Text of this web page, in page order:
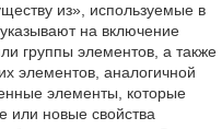
из», используемые в
на включение
группы элементов, а также
элементов, аналогичной
элементы, которые
или новые свойства